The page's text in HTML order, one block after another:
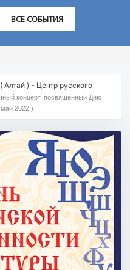
ВСЕ СОБЫТИЯ
) - Центр русского
концерт, посвящённый Дню
2022 )